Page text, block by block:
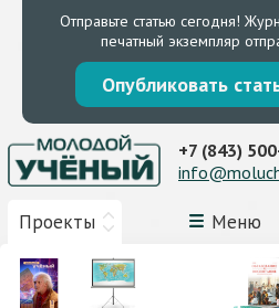
Отправьте статью сегодня!
печатный экземпляр
Опубликовать
Проекты Меню
+7 (843)